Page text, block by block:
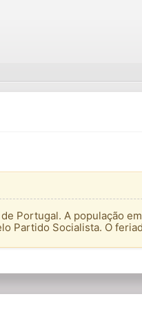
Portugal. A população
Partido Socialista. O